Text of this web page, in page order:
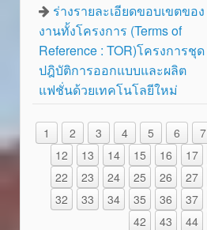
ร่างรายละเอียดขอบเขตของ
งานทั้งโครงการ (Terms of
Reference : TOR)โครงการชุด
ปฎิบัติการออกแบบและผลิต
แฟชั่นด้วยเทคโนโลยีใหม่
1 2 3 4 5 6 7
12
13 14 15 16 17
22
23 24 25 26 27
32
33 34 35 36 37
42
43 44